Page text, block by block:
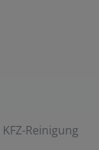
KFZ-Reinigung